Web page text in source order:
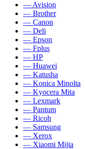
— Avision
— Brother
— Canon
— Deli
— Epson
— Fplus
— HP
— Huawei
— Katusha
— Konica Minolta
— Kyocera Mita
— Lexmark
— Pantum
— Ricoh
— Samsung
— Xerox
— Xiaomi Mijia